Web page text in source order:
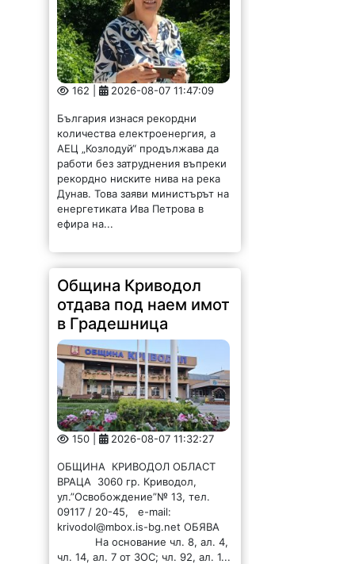
162 | 2026-08-07 11:47:09
България изнася рекордни
количества електроенергия, а
АЕЦ „Козлодуй“ продължава да
работи без затруднения въпреки
рекордно ниските нива на река
Дунав. Това заяви министърът на
енергетиката Ива Петрова в
ефира на...
Община Криводол
отдава под наем имот
в Градешница
150 | 2026-08-07 11:32:27
ОБЩИНА КРИВОДОЛ ОБЛАСТ
ВРАЦА 3060 гр. Криводол,
ул.”Освобождение”№ 13, тел.
09117 / 20-45, e-mail:
krivodol@mbox.is-bg.net ОБЯВА
На основание чл. 8, ал. 4,
чл. 14, ал. 7 от ЗОС; чл. 92, ал. 1...